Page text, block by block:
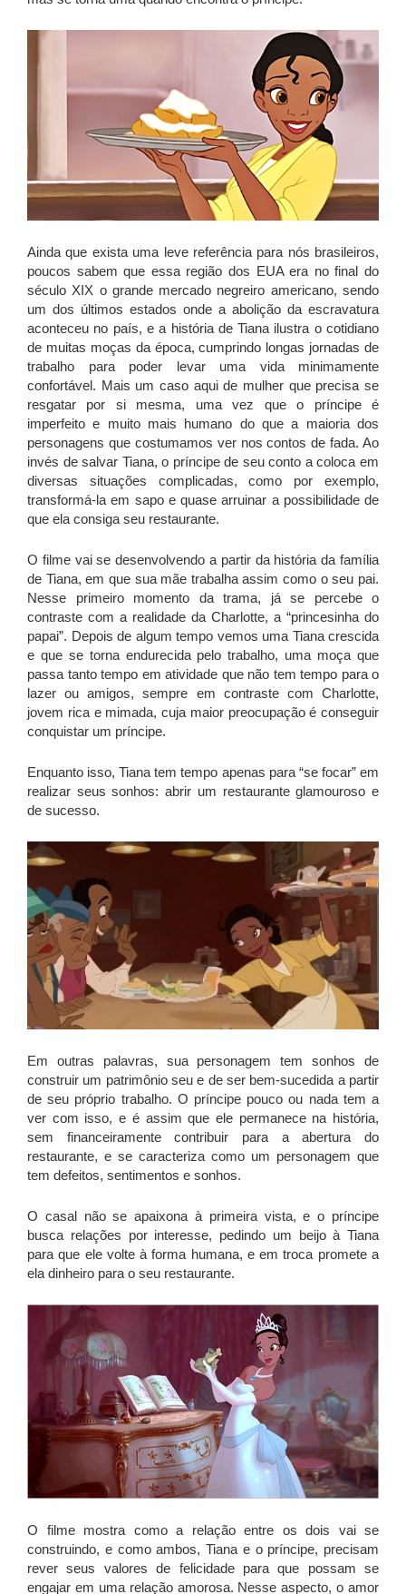
Ainda que exista uma leve referência para nós brasileiros,
poucos sabem que essa região dos EUA era no final do
século XIX o grande mercado negreiro americano, sendo
um dos últimos estados onde a abolição da escravatura
aconteceu no país, e a história de Tiana ilustra o cotidiano
de muitas moças da época, cumprindo longas jornadas de
trabalho para poder levar uma vida minimamente
confortável. Mais um caso aqui de mulher que precisa se
resgatar por si mesma, uma vez que o príncipe é
imperfeito e muito mais humano do que a maioria dos
personagens que costumamos ver nos contos de fada. Ao
invés de salvar Tiana, o príncipe de seu conto a coloca em
diversas situações complicadas, como por exemplo,
transformá-la em sapo e quase arruinar a possibilidade de
que ela consiga seu restaurante.
O filme vai se desenvolvendo a partir da história da família
de Tiana, em que sua mãe trabalha assim como o seu pai.
Nesse primeiro momento da trama, já se percebe o
contraste com a realidade da Charlotte, a “princesinha do
papai”. Depois de algum tempo vemos uma Tiana crescida
e que se torna endurecida pelo trabalho, uma moça que
passa tanto tempo em atividade que não tem tempo para o
lazer ou amigos, sempre em contraste com Charlotte,
jovem rica e mimada, cuja maior preocupação é conseguir
conquistar um príncipe.
Enquanto isso, Tiana tem tempo apenas para “se focar” em
realizar seus sonhos: abrir um restaurante glamouroso e
de sucesso.
Em outras palavras, sua personagem tem sonhos de
construir um patrimônio seu e de ser bem-sucedida a partir
de seu próprio trabalho. O príncipe pouco ou nada tem a
ver com isso, e é assim que ele permanece na história,
sem financeiramente contribuir para a abertura do
restaurante, e se caracteriza como um personagem que
tem defeitos, sentimentos e sonhos.
O casal não se apaixona à primeira vista, e o príncipe
busca relações por interesse, pedindo um beijo à Tiana
para que ele volte à forma humana, e em troca promete a
ela dinheiro para o seu restaurante.
O filme mostra como a relação entre os dois vai se
construindo, e como ambos, Tiana e o príncipe, precisam
rever seus valores de felicidade para que possam se
engajar em uma relação amorosa. Nesse aspecto, o amor